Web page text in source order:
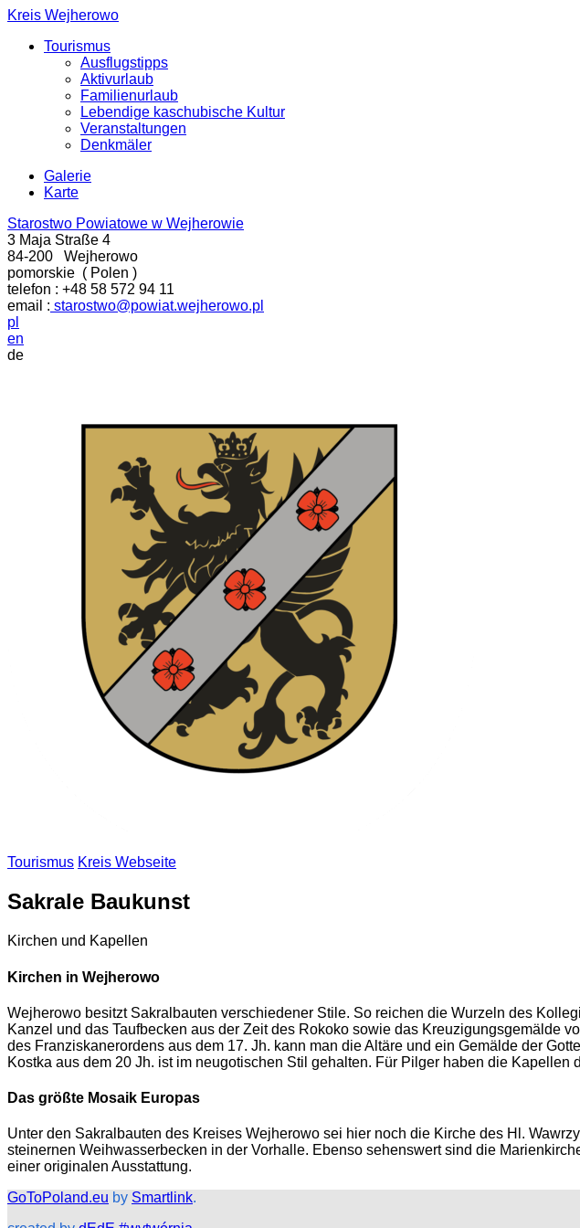
Kreis Wejherowo
Tourismus
Ausflugstipps
Aktivurlaub
Familienurlaub
Lebendige kaschubische Kultur
Veranstaltungen
Denkmäler
Galerie
Karte
Starostwo Powiatowe w Wejherowie
3 Maja Straße 4
84-200
Wejherowo
pomorskie ( Polen )
telefon : +48 58 572 94 11
email : starostwo@powiat.wejherowo.pl
pl
en
de
Tourismus Kreis Webseite
Sakrale Baukunst
Kirchen und Kapellen
Kirchen in Wejherowo
Wejherowo besitzt Sakralbauten verschiedener Stile. So reichen die Wurzeln des
Kanzel und das Taufbecken aus der Zeit des Rokoko sowie das Kreuzigungsgemälde
des Franziskanerordens aus dem 17. Jh. kann man die Altäre und ein Gemälde der
Kostka aus dem 20 Jh. ist im neugotischen Stil gehalten. Für Pilger haben die Kapellen
Das größte Mosaik Europas
Unter den Sakralbauten des Kreises Wejherowo sei hier noch die Kirche des Hl.
steinernen Weihwasserbecken in der Vorhalle. Ebenso sehenswert sind die
einer originalen Ausstattung.
GoToPoland.eu by Smartlink.